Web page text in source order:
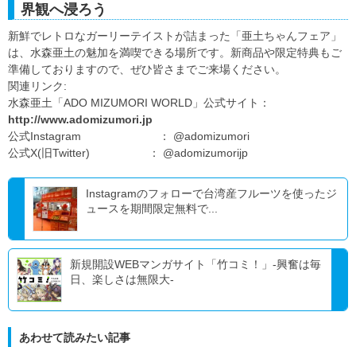
界観へ浸ろう
新鮮でレトロなガーリーテイストが詰まった「亜土ちゃんフェア」
は、水森亜土の魅加を満喫できる場所です。新商品や限定特典もご
準備しておりますので、ぜひ皆さまでご来場ください。
関連リンク:
水森亜土「ADO MIZUMORI WORLD」公式サイト：
http://www.adomizumori.jp
公式Instagram ： @adomizumori
公式X(旧Twitter) ： @adomizumorijp
Instagramのフォローで台湾産フルーツを使ったジ
ュースを期間限定無料で...
新規開設WEBマンガサイト「竹コミ！」-興奮は毎
日、楽しさは無限大-
あわせて読みたい記事